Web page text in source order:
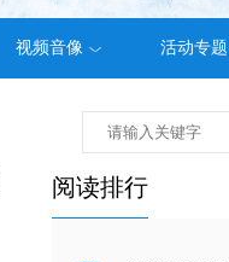
视频音像 活动专题
阅读排行